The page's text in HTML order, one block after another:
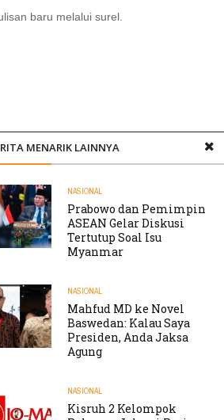
baru melalui surel.
MENARIK LAINNYA
NASIONAL
Prabowo dan Pemimpin
ASEAN Gelar Diskusi
Tertutup Soal Isu
Myanmar
NASIONAL
Mahfud MD ke Novel
Baswedan: Kalau Saya
Presiden, Anda Jaksa
Agung
NASIONAL
Kisruh 2 Kelompok
Nuansa Kebagusan, Pasar Minggu,